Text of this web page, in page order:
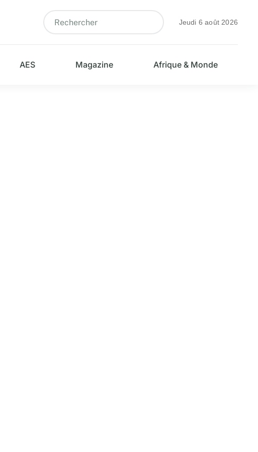
Jeudi 6 août 2026
AES Magazine Afrique & Monde